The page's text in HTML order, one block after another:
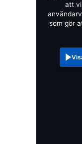
att
som gör